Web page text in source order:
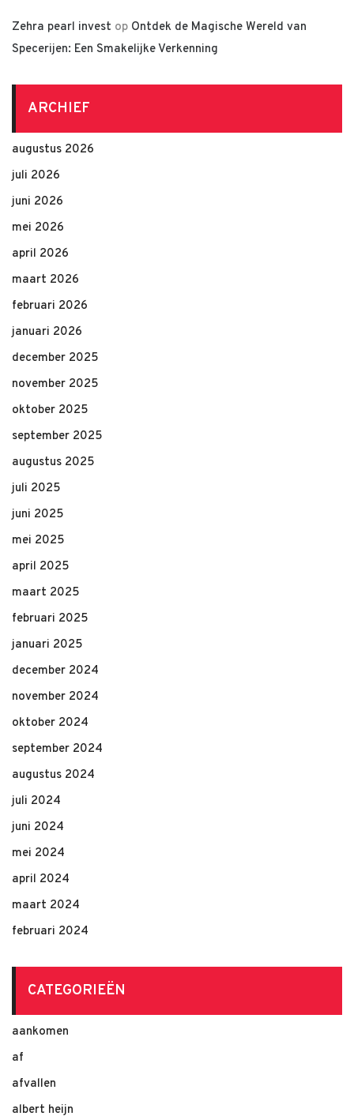
Zehra pearl invest op Ontdek de Magische Wereld van
Specerijen: Een Smakelijke Verkenning
ARCHIEF
augustus 2026
juli 2026
juni 2026
mei 2026
april 2026
maart 2026
februari 2026
januari 2026
december 2025
november 2025
oktober 2025
september 2025
augustus 2025
juli 2025
juni 2025
mei 2025
april 2025
maart 2025
februari 2025
januari 2025
december 2024
november 2024
oktober 2024
september 2024
augustus 2024
juli 2024
juni 2024
mei 2024
april 2024
maart 2024
februari 2024
CATEGORIEËN
aankomen
af
afvallen
albert heijn